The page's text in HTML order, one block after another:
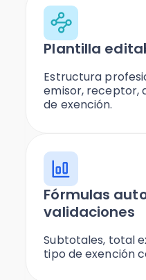
Plantilla
Estructura
emisor, receptor,
de exención.
Fórmulas
validaciones
Subtotales, total
tipo de exención